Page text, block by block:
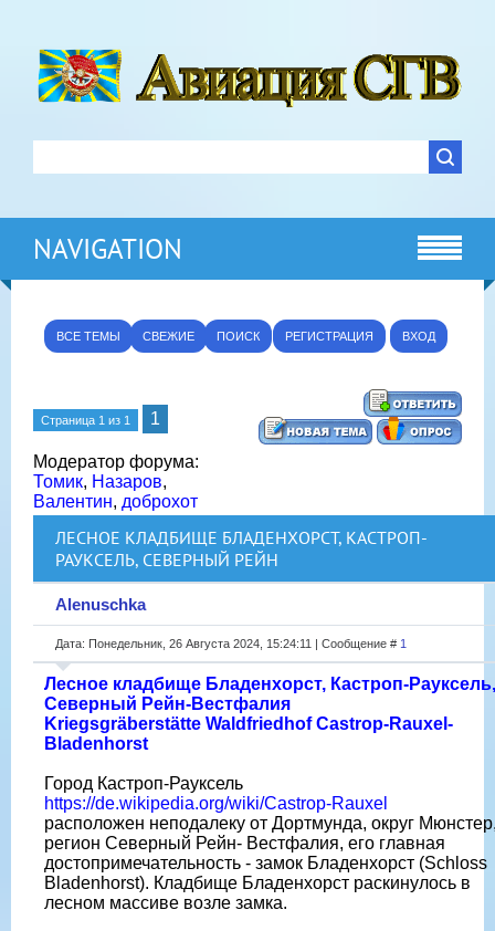
NAVIGATION
ВСЕ ТЕМЫ СВЕЖИЕ ПОИСК РЕГИСТРАЦИЯ ВХОД
Страница 1 из 1 1
Модератор форума:
Томик, Назаров,
Валентин, доброхот
ЛЕСНОЕ КЛАДБИЩЕ БЛАДЕНХОРСТ, КАСТРОП-
РАУКСЕЛЬ, СЕВЕРНЫЙ РЕЙН
Alenuschka
Дата: Понедельник, 26 Августа 2024, 15:24:11 | Сообщение # 1
Лесное кладбище Бладенхорст, Кастроп-Рауксель,
Северный Рейн-Вестфалия
Kriegsgräberstätte Waldfriedhof Castrop-Rauxel-
Bladenhorst
Город Кастроп-Рауксель
https://de.wikipedia.org/wiki/Castrop-Rauxel
расположен неподалеку от Дортмунда, округ
регион Северный Рейн- Вестфалия, его главная
достопримечательность - замок Бладенхорст (Schloss
Bladenhorst). Кладбище Бладенхорст раскинулось в
лесном массиве возле замка.